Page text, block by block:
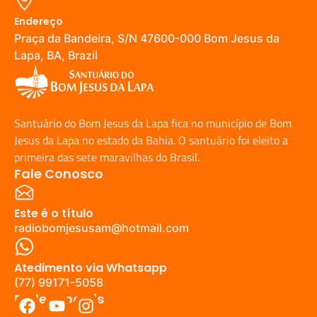
Endereço
Praça da Bandeira, S/N 47600-000 Bom Jesus da
Lapa, BA, Brazil
Santuário do Bom Jesus da Lapa fica no município de Bom
Jesus da Lapa no estado da Bahia. O santuário foi eleito a
primeira das sete maravilhas do Brasil.
Fale Conosco
Este é o título
radiobomjesusam@hotmail.com
Atedimento via Whatsapp
(77) 99171-5058
Redes Sociais